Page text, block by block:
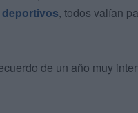
deportivos, todos valían
de un año muy